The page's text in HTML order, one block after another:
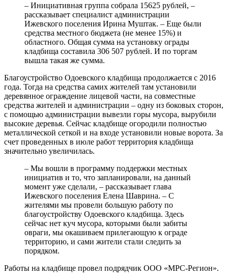
– Инициативная группа собрала 15625 рублей, –
рассказывает специалист администрации
Ижевского поселения Ирина Муштак. – Еще были
средства местного бюджета (не менее 15%) и
областного. Общая сумма на установку ограды
кладбища составила 306 507 рублей. И по торгам
вышла такая же сумма.
Благоустройство Одоевского кладбища продолжается с 2016
года. Тогда на средства самих жителей там установили
деревянное ограждение лицевой части, на совместные
средства жителей и администрации – одну из боковых сторон,
с помощью администрации вывезли горы мусора, вырубили
высокие деревья. Сейчас кладбище огородили полностью
металлической сеткой и на входе установили новые ворота. За
счет проведенных в июле работ территория кладбища
значительно увеличилась.
– Мы вошли в программу поддержки местных
инициатив и то, что запланировали, на данный
момент уже сделали, – рассказывает глава
Ижевского поселения Елена Шаврина. – С
жителями мы провели большую работу по
благоустройству Одоевского кладбища. Здесь
сейчас нет куч мусора, которыми были забиты
овраги, мы окашиваем прилегающую к ограде
территорию, и сами жители стали следить за
порядком.
Работы на кладбище провел подрядчик ООО «МРС-Регион».